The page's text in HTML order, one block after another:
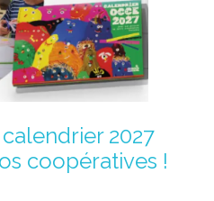
2027
coopératives !